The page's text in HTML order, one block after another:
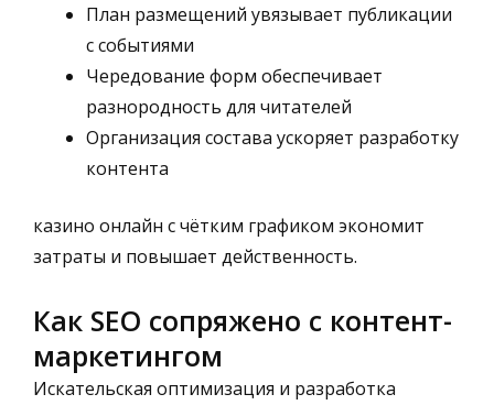
План размещений увязывает публикации
с событиями
Чередование форм обеспечивает
разнородность для читателей
Организация состава ускоряет разработку
контента
казино онлайн с чётким графиком экономит
затраты и повышает действенность.
Как SEO сопряжено с контент-
маркетингом
Искательская оптимизация и разработка